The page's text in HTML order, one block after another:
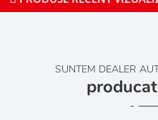
SUNTEM DEALER